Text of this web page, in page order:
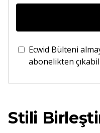
Ecwid Bülteni
abonelikten
Stili